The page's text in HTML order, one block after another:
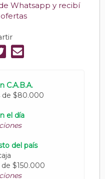
Whatsapp y recibí
C.A.B.A.
de $80.000
el día
del país
$150.000